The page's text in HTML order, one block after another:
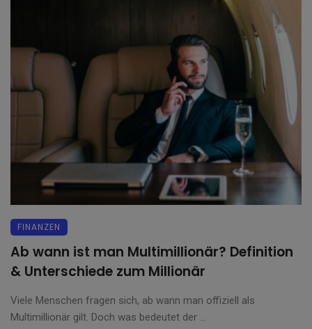
FINANZEN
Ab wann ist man Multimillionär? Definition
& Unterschiede zum Millionär
Viele Menschen fragen sich, ab wann man offiziell als
Multimillionär gilt. Doch was bedeutet der ...